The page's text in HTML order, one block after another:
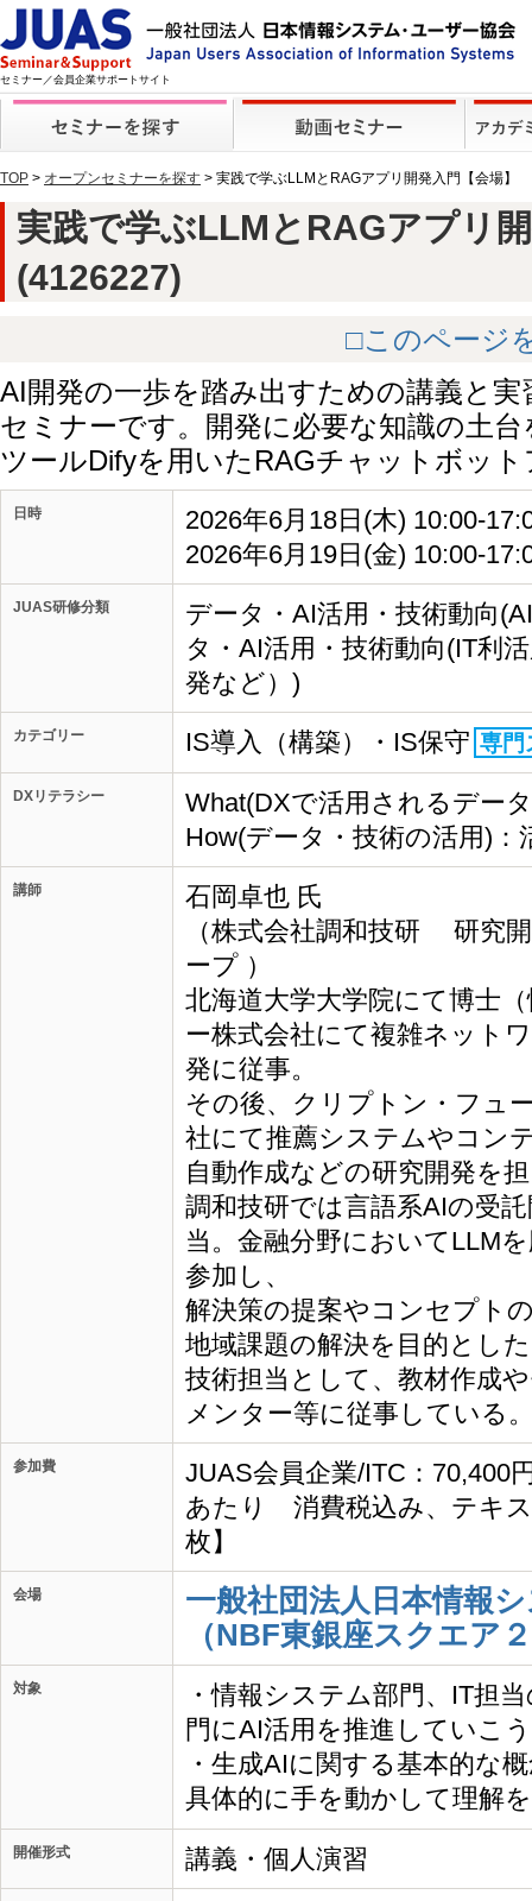
セミナー／会員企業サポートサイト
TOP > オープンセミナーを探す > 実践で学ぶLLMとRAGアプリ開発入門【会場】
実践で学ぶLLMとRAGアプリ
(4126227)
□このページ
AI開発の一歩を踏み出すための講義と
セミナーです。開発に必要な知識の土
ツールDifyを用いたRAGチャットボッ
日時
2026年6月18日(木) 10:00-
2026年6月19日(金) 10:00-
JUAS研修分類
データ・AI活用・技術動向
タ・AI活用・技術動向(IT利
発など）)
カテゴリー IS導入（構築）・IS保守 専門
DXリテラシー
What(DXで活用されるデ
How(データ・技術の活用)：
講師
石岡卓也 氏
（株式会社調和技研 研究
ープ ）
北海道大学大学院にて博士
ー株式会社にて複雑ネット
発に従事。
その後、クリプトン・フュ
社にて推薦システムやコン
自動作成などの研究開発を
調和技研では言語系AIの受
当。金融分野においてLLM
参加し、
解決策の提案やコンセプト
地域課題の解決を目的とし
技術担当として、教材作成
メンター等に従事している
参加費
JUAS会員企業/ITC：70,400
あたり 消費税込み、テキ
枚】
会場
一般社団法人日本情報
（NBF東銀座スクエア
対象
・情報システム部門、IT担
門にAI活用を推進していこ
・生成AIに関する基本的な
具体的に手を動かして理解
開催形式 講義・個人演習